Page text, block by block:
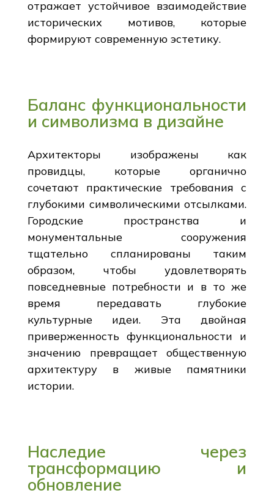
отражает устойчивое взаимодействие
исторических мотивов, которые
формируют современную эстетику.
Баланс функциональности
и символизма в дизайне
Архитекторы изображены как
провидцы, которые органично
сочетают практические требования с
глубокими символическими отсылками.
Городские пространства и
монументальные сооружения
тщательно спланированы таким
образом, чтобы удовлетворять
повседневные потребности и в то же
время передавать глубокие
культурные идеи. Эта двойная
приверженность функциональности и
значению превращает общественную
архитектуру в живые памятники
истории.
Наследие через
трансформацию и
обновление